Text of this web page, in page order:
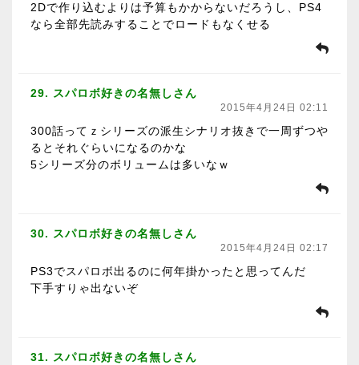
2Dで作り込むよりは予算もかからないだろうし、PS4
なら全部先読みすることでロードもなくせる
29. スパロボ好きの名無しさん
2015年4月24日 02:11
300話ってｚシリーズの派生シナリオ抜きで一周ずつや
るとそれぐらいになるのかな
5シリーズ分のボリュームは多いなｗ
30. スパロボ好きの名無しさん
2015年4月24日 02:17
PS3でスパロボ出るのに何年掛かったと思ってんだ
下手すりゃ出ないぞ
31. スパロボ好きの名無しさん